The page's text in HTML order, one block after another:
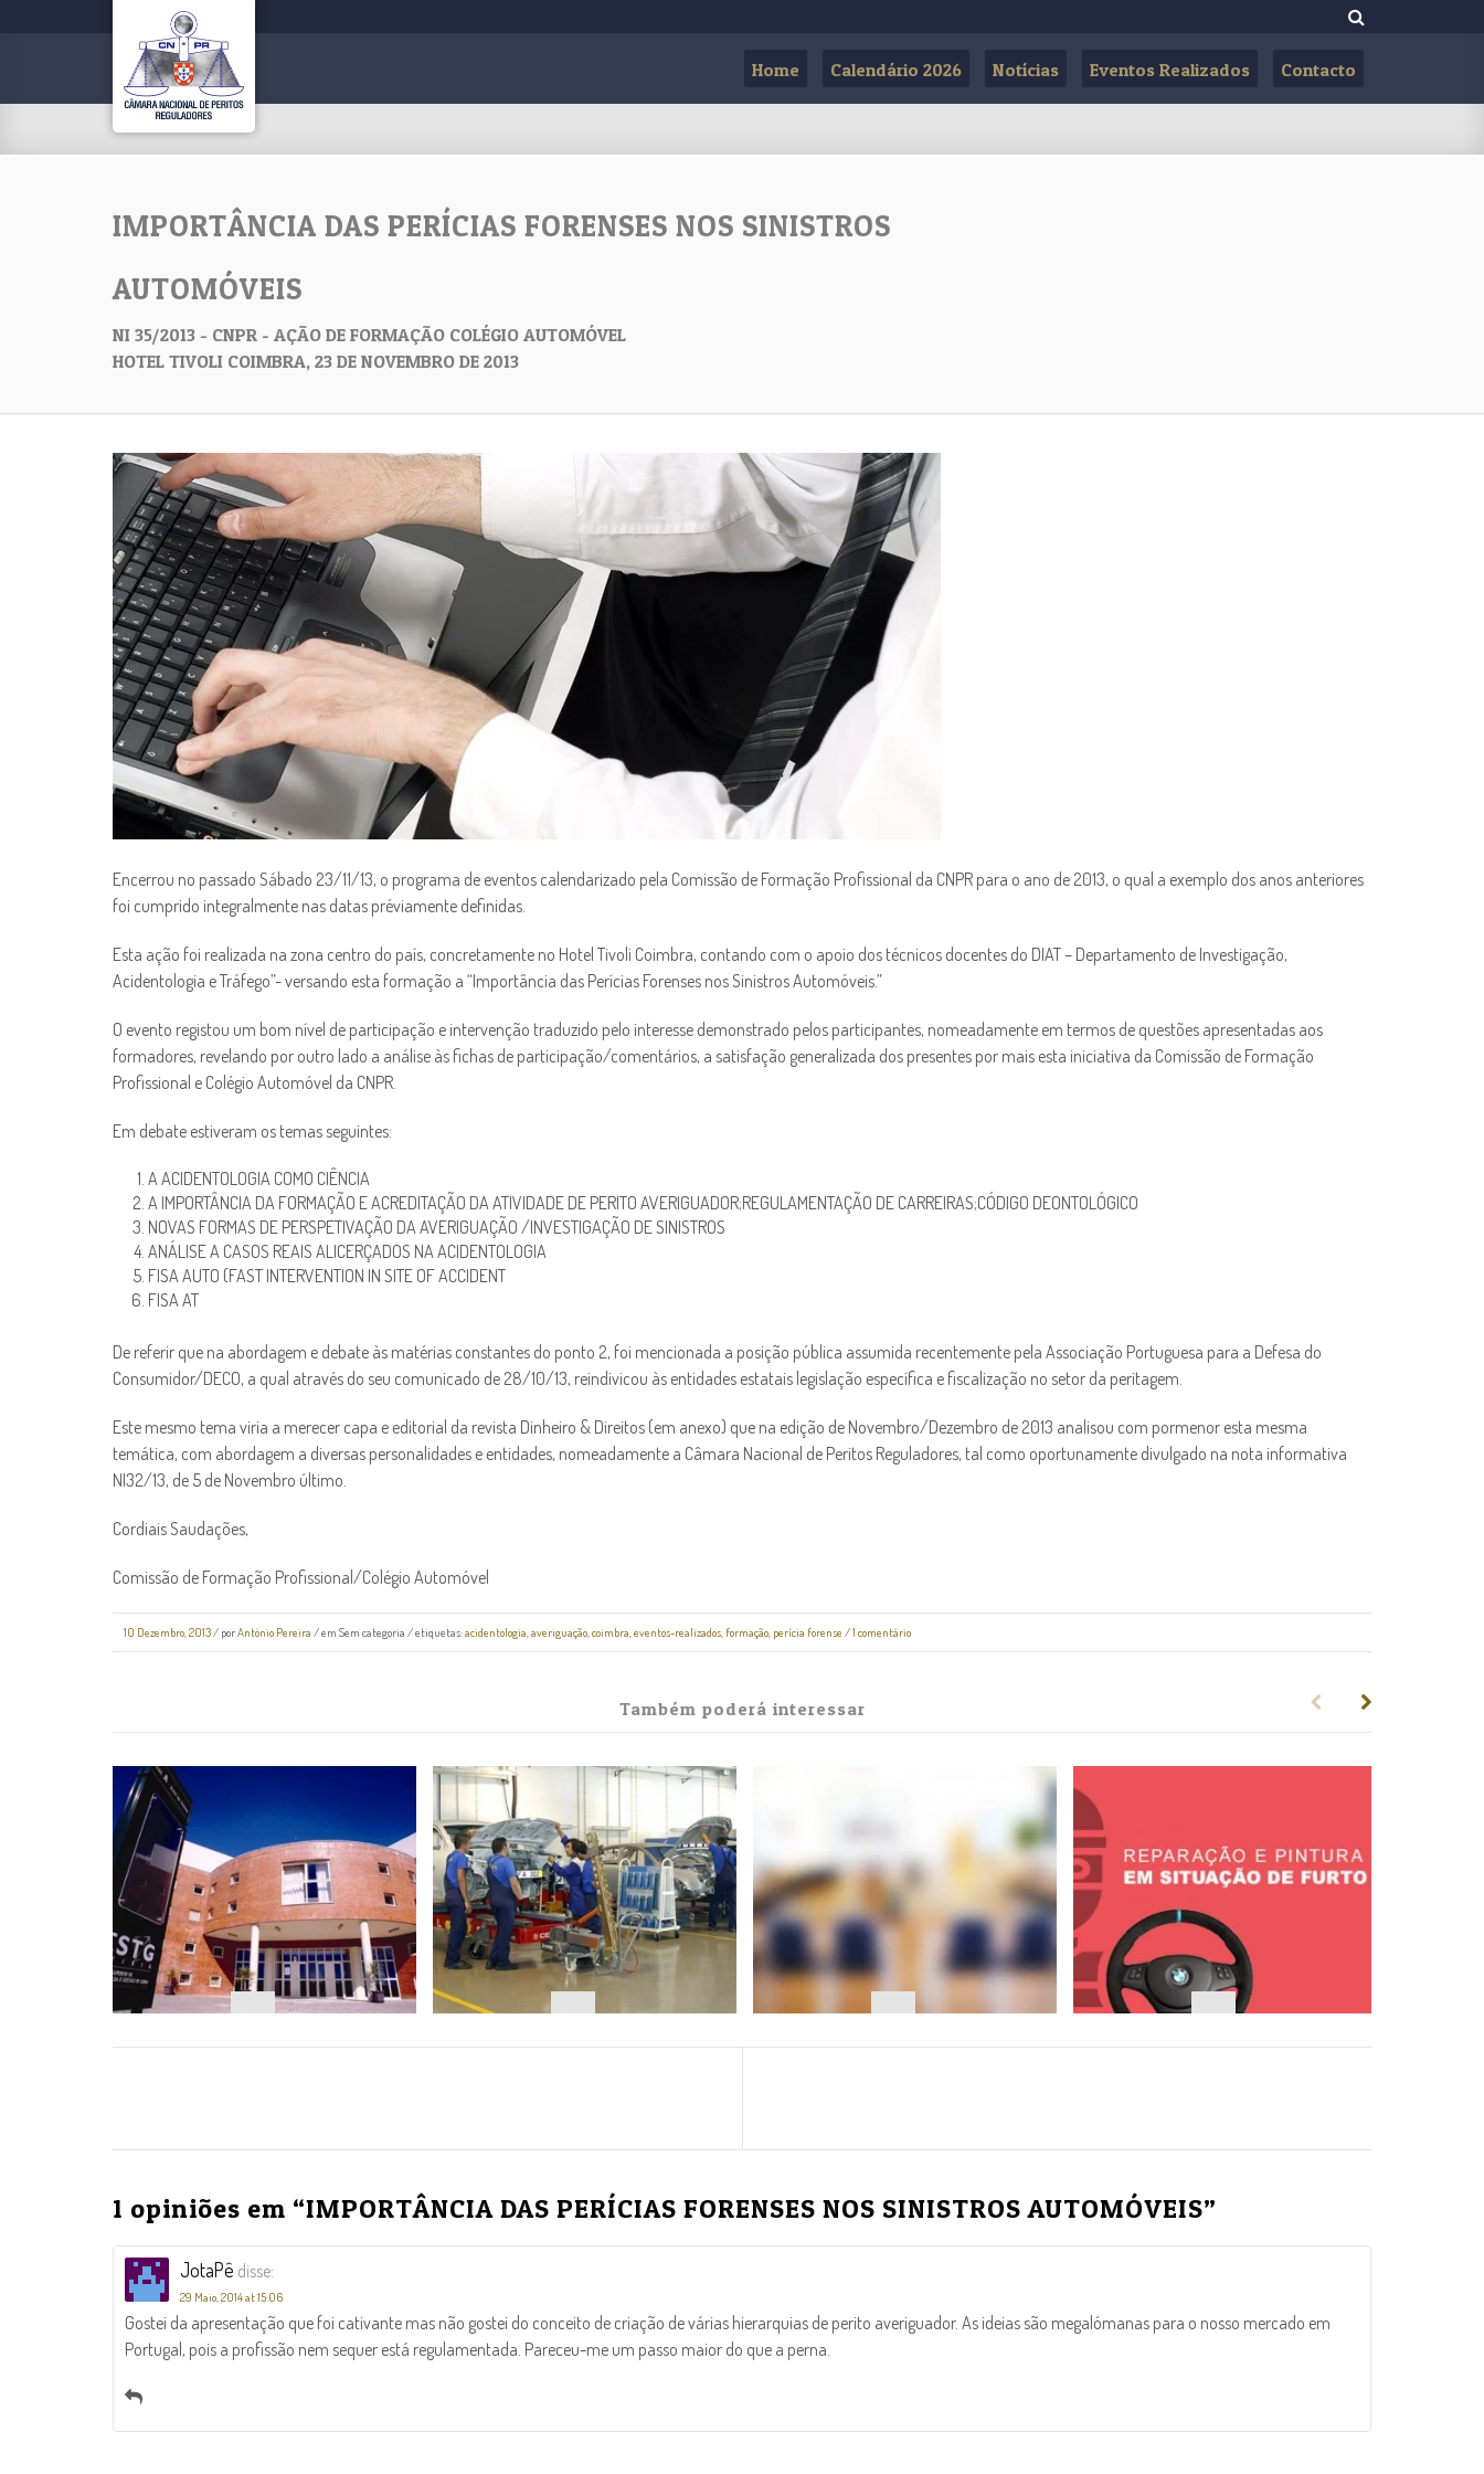
Home Calendário 2026 Notícias Eventos Realizados Contacto
IMPORTÂNCIA DAS PERÍCIAS FORENSES NOS SINISTROS
AUTOMÓVEIS
NI 35/2013 - CNPR - AÇÃO DE FORMAÇÃO COLÉGIO AUTOMÓVEL
HOTEL TIVOLI COIMBRA, 23 DE NOVEMBRO DE 2013
Encerrou no passado Sábado 23/11/13, o programa de eventos calendarizado pela Comissão de Formação Profissional da CNPR para o ano de 2013, o qual a exemplo dos anos anteriores
foi cumprido integralmente nas datas préviamente definidas.
Esta ação foi realizada na zona centro do país, concretamente no Hotel Tivoli Coimbra, contando com o apoio dos técnicos docentes do DIAT – Departamento de Investigação,
Acidentologia e Tráfego”- versando esta formação a “Importância das Perícias Forenses nos Sinistros Automóveis.”
O evento registou um bom nível de participação e intervenção traduzido pelo interesse demonstrado pelos participantes, nomeadamente em termos de questões apresentadas aos
formadores, revelando por outro lado a análise às fichas de participação/comentários, a satisfação generalizada dos presentes por mais esta iniciativa da Comissão de Formação
Profissional e Colégio Automóvel da CNPR.
Em debate estiveram os temas seguintes:
A ACIDENTOLOGIA COMO CIÊNCIA
A IMPORTÂNCIA DA FORMAÇÃO E ACREDITAÇÃO DA ATIVIDADE DE PERITO AVERIGUADOR;REGULAMENTAÇÃO DE CARREIRAS;CÓDIGO DEONTOLÓGICO
NOVAS FORMAS DE PERSPETIVAÇÃO DA AVERIGUAÇÃO /INVESTIGAÇÃO DE SINISTROS
ANÁLISE A CASOS REAIS ALICERÇADOS NA ACIDENTOLOGIA
FISA AUTO (FAST INTERVENTION IN SITE OF ACCIDENT
FISA AT
De referir que na abordagem e debate às matérias constantes do ponto 2, foi mencionada a posição pública assumida recentemente pela Associação Portuguesa para a Defesa do
Consumidor/DECO, a qual através do seu comunicado de 28/10/13, reindivicou às entidades estatais legislação específica e fiscalização no setor da peritagem.
Este mesmo tema viria a merecer capa e editorial da revista Dinheiro & Direitos (em anexo) que na edição de Novembro/Dezembro de 2013 analisou com pormenor esta mesma
temática, com abordagem a diversas personalidades e entidades, nomeadamente a Câmara Nacional de Peritos Reguladores, tal como oportunamente divulgado na nota informativa
NI32/13, de 5 de Novembro último.
Cordiais Saudações,
Comissão de Formação Profissional/Colégio Automóvel
10 Dezembro, 2013/ porAntónio Pereira / em Sem categoria / etiquetas:acidentologia,averiguação,coimbra,eventos-realizados, formação, perícia forense /1 comentário
Também poderá interessar
1 opiniões em “IMPORTÂNCIA DAS PERÍCIAS FORENSES NOS SINISTROS AUTOMÓVEIS”
JotaPê disse:
29 Maio, 2014 at 15:06
Gostei da apresentação que foi cativante mas não gostei do conceito de criação de várias hierarquias de perito averiguador. As ideias são megalómanas para o nosso mercado em
Portugal, pois a profissão nem sequer está regulamentada. Pareceu-me um passo maior do que a perna.